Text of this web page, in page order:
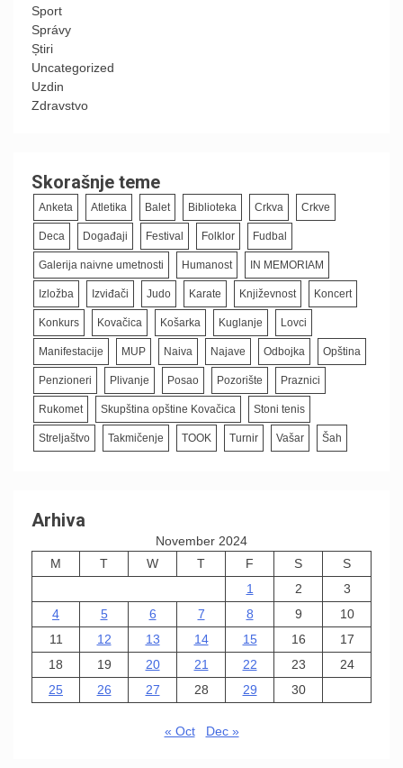
Sport
Správy
Știri
Uncategorized
Uzdin
Zdravstvo
Skorašnje teme
Anketa Atletika Balet Biblioteka Crkva Crkve
Deca Događaji Festival Folklor Fudbal
Galerija naivne umetnosti Humanost IN MEMORIAM
Izložba Izviđači Judo Karate Književnost Koncert
Konkurs Kovačica Košarka Kuglanje Lovci
Manifestacije MUP Naiva Najave Odbojka Opština
Penzioneri Plivanje Posao Pozorište Praznici
Rukomet Skupština opštine Kovačica Stoni tenis
Streljaštvo Takmičenje TOOK Turnir Vašar Šah
Arhiva
November 2024
M
T W T F S
S
1
2
3
4
5 6 7 8 9
10
11
12 13 14 15 16
17
18
19 20 21 22 23
24
25
26 27 28 29 30
« Oct Dec »